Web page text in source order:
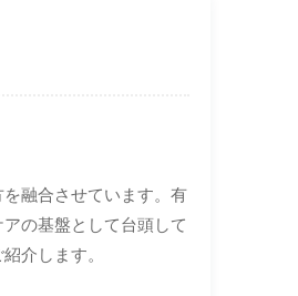
融合させています。有
の基盤として台頭して
介します。